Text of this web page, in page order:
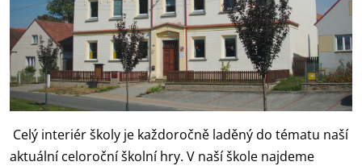
Celý interiér školy je každoročně laděný do tématu naší
aktuální celoroční školní hry. V naší škole najdeme